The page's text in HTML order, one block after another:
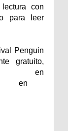
con
para leer
Penguin
gratuito,
en
en